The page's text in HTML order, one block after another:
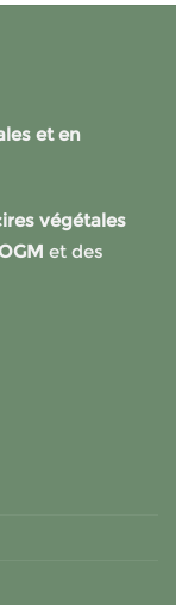
et en
végétales
et des